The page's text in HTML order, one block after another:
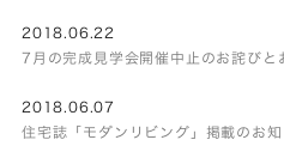
2018.06.22
7月の完成見学会開催中止のお詫びと
2018.06.07
住宅誌「モダンリビング」掲載のお知